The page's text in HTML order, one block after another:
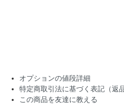
オプションの値段詳細
特定商取引法に基づく表記（返
この商品を友達に教える